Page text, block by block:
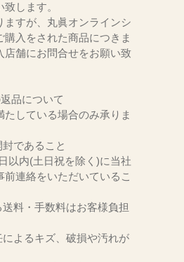
します。
すが、丸眞オンラインシ
購入をされた商品につきま
店舗にお問合せをお願い致
品について
たしている場合のみ承りま
であること
以内(土日祝を除く)に当社
前連絡をいただいているこ
料・手数料はお客様負担
よるキズ、破損や汚れが